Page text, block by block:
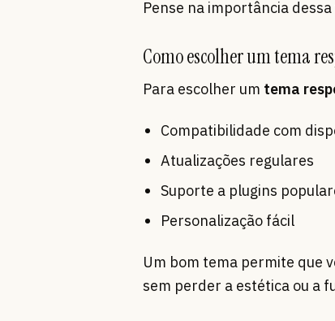
Pense na importância
Como escolher um tema
Para escolher um tema
Compatibilidade com
Atualizações regulares
Suporte a plugins
Personalização fácil
Um bom tema permite que
sem perder a estética ou a